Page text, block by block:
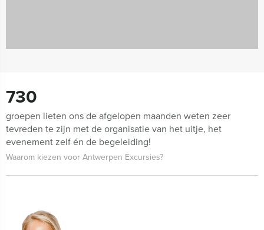
730
groepen lieten ons de afgelopen maanden weten zeer
tevreden te zijn met de organisatie van het uitje, het
evenement zelf én de begeleiding!
Waarom kiezen voor Antwerpen Excursies?